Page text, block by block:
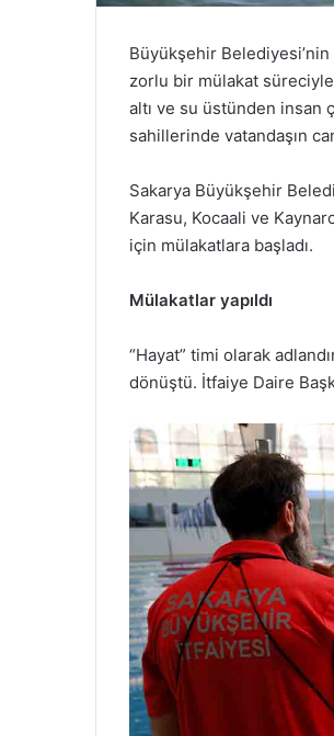
Büyükşehir
zorlu bir mülakat
altı ve su üstünden insan
sahillerinde vatandaşın
Sakarya Büyükşehir
Karasu, Kocaali ve
için mülakatlara başladı.
Mülakatlar yapıldı
“Hayat” timi olarak
dönüştü. İtfaiye Daire